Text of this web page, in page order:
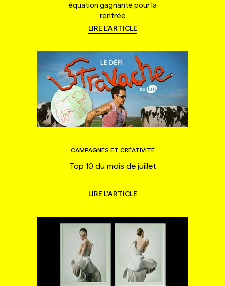
équation gagnante pour la
rentrée
LIRE L'ARTICLE
CAMPAGNES ET CRÉATIVITÉ
Top 10 du mois de juillet
LIRE L'ARTICLE